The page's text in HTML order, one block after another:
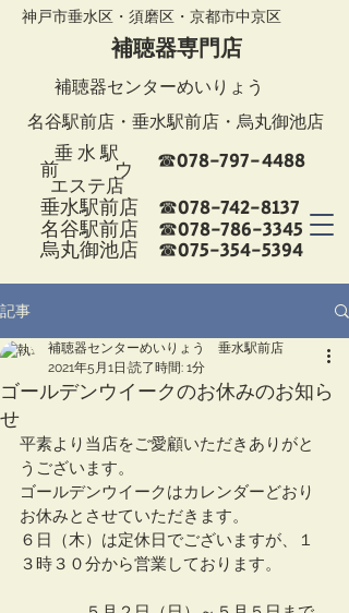
補聴器センターめいりょう
神戸市垂水区・須磨区・京都市中京区
補聴器専門店
垂水駅前店 ☎078-742-8137
烏丸御池店 ☎075-354-5394
名谷駅前店 ☎078-786-3345
☎078-797-4488
垂 水 駅
前 ウ
エステ店
名谷駅前店・ 垂水駅前店・烏丸御池店
記事
ゴールデンウイークのお休みのお知ら
せ
補聴器センターめいりょう 垂水駅前店
2021年5月1日 読了時間: 1分
平素より当店をご愛顧いただきありがと
うございます。
ゴールデンウイークはカレンダーどおり
お休みとさせていただきます。
６日（木）は定休日でございますが、１
３時３０分から営業しております。